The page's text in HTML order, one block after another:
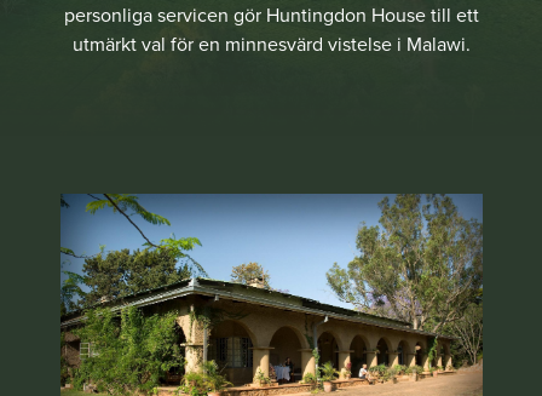
personliga servicen gör Huntingdon House till ett
utmärkt val för en minnesvärd vistelse i Malawi.